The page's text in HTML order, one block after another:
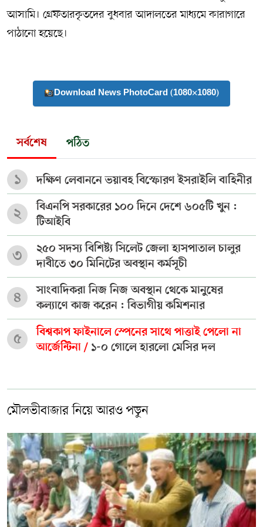
আসামি। গ্রেফতারকৃতদের বুধবার আদালতের মাধ্যমে কারাগারে
পাঠানো হয়েছে।
Download News PhotoCard (1080×1080)
সর্বশেষ পঠিত
১ দক্ষিণ লেবাননে ভয়াবহ বিস্ফোরণ ইসরাইলি বাহিনীর
২
বিএনপি সরকারের ১০০ দিনে দেশে ৬০৫টি খুন :
টিআইবি
৩
২৫০ সদস্য বিশিষ্ট্য সিলেট জেলা হাসপাতাল চালুর
দাবীতে ৩০ মিনিটের অবস্থান কর্মসূচী
৪
সাংবাদিকরা নিজ নিজ অবস্থান থেকে মানুষের
কল্যাণে কাজ করেন : বিভাগীয় কমিশনার
৫
বিশ্বকাপ ফাইনালে স্পেনের সাথে পাত্তাই পেলো না
আর্জেন্টিনা / ১-০ গোলে হারলো মেসির দল
মৌলভীবাজার নিয়ে আরও পড়ুন